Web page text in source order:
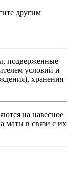
другим
подверженные
условий и
хранения
на навесное
маты в связи с их